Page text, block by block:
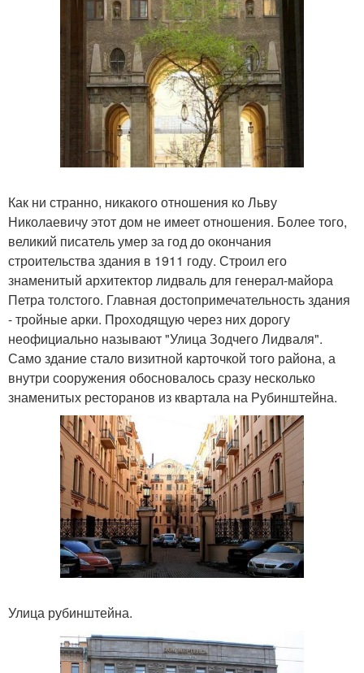
Как ни странно, никакого отношения ко Льву
Николаевичу этот дом не имеет отношения. Более того,
великий писатель умер за год до окончания
строительства здания в 1911 году. Строил его
знаменитый архитектор лидваль для генерал-майора
Петра толстого. Главная достопримечательность здания
- тройные арки. Проходящую через них дорогу
неофициально называют "Улица Зодчего Лидваля".
Само здание стало визитной карточкой того района, а
внутри сооружения обосновалось сразу несколько
знаменитых ресторанов из квартала на Рубинштейна.
Улица рубинштейна.